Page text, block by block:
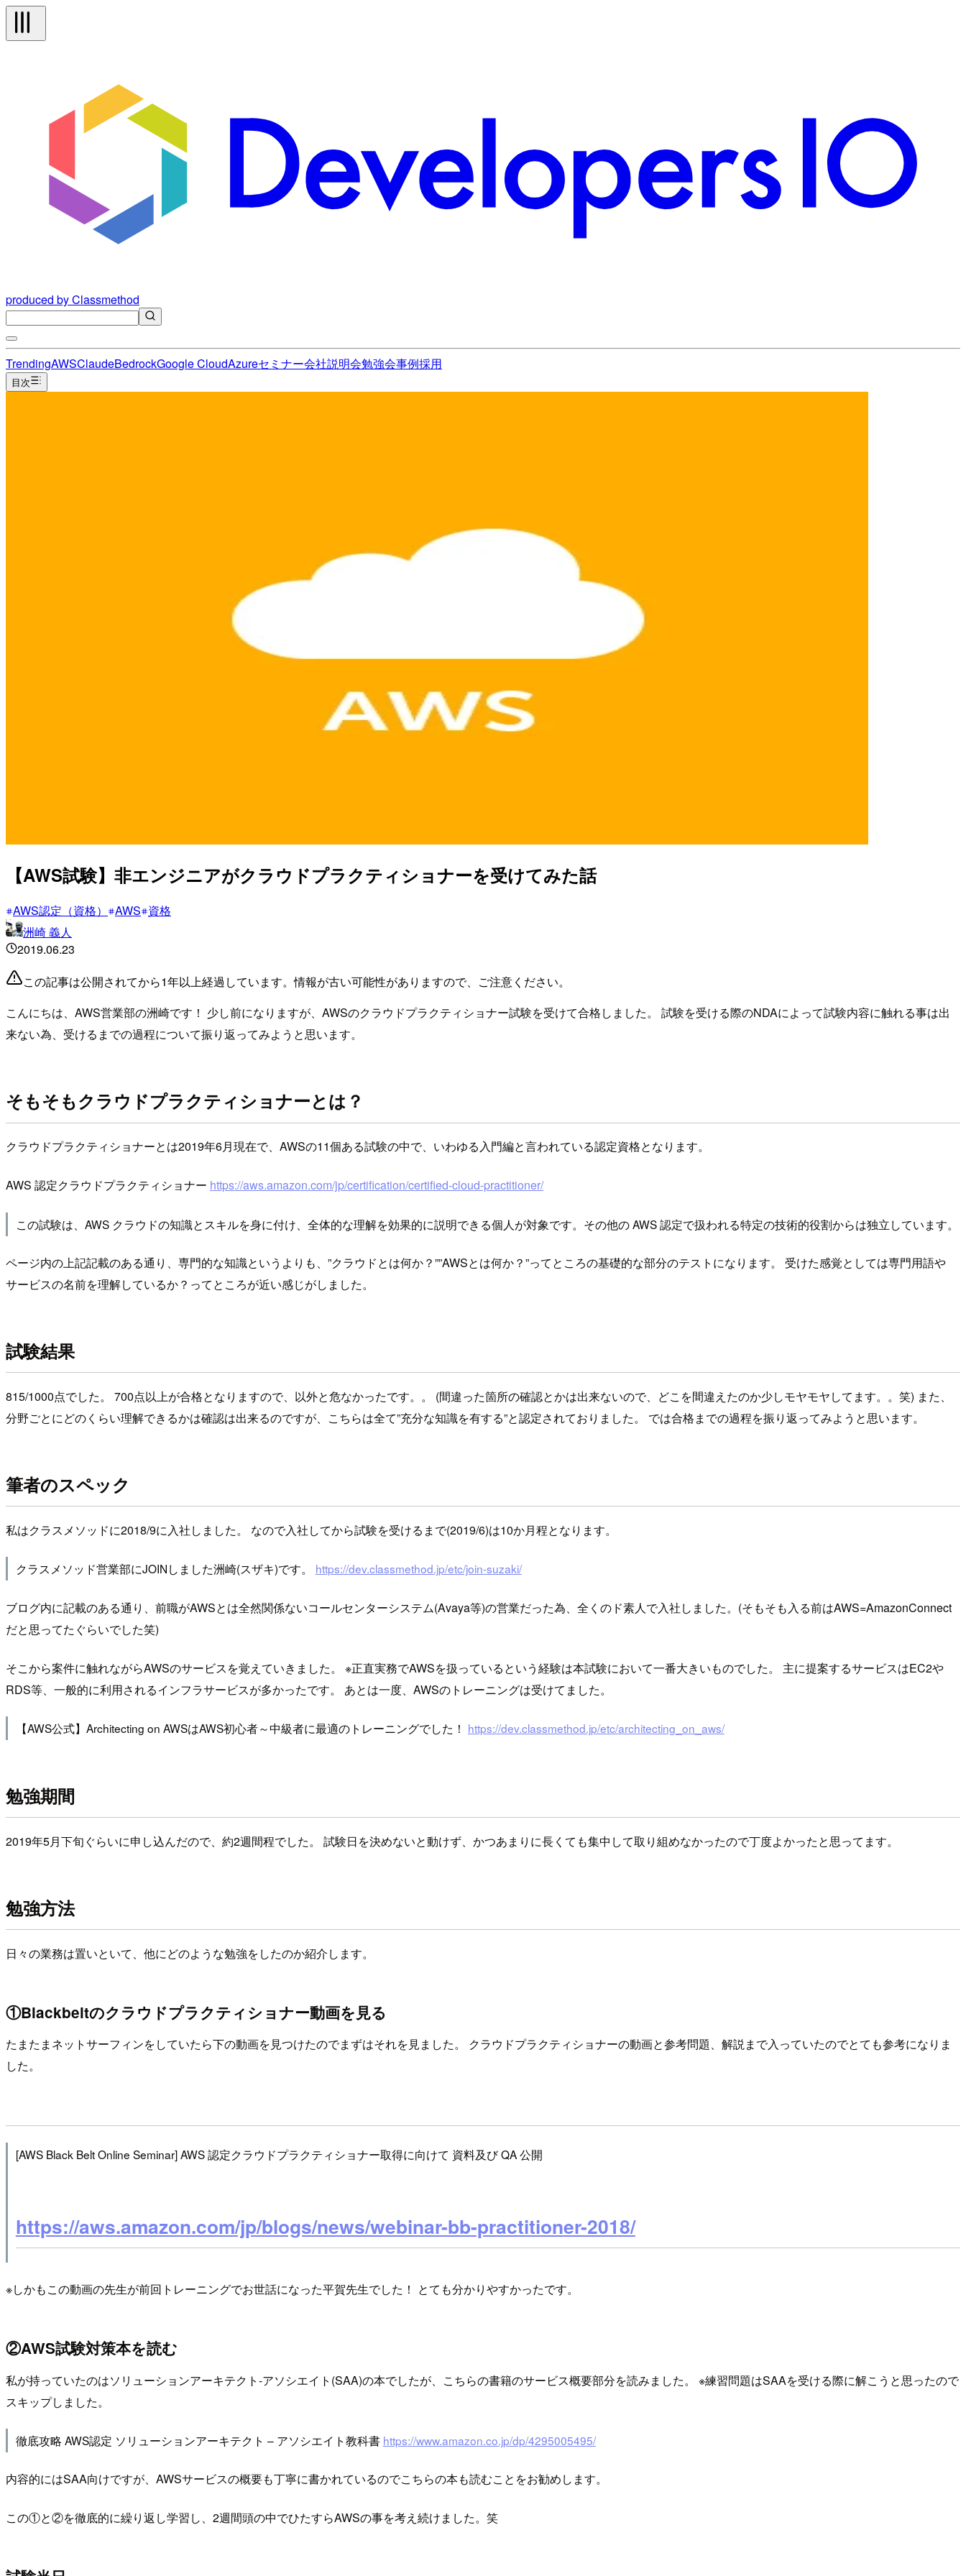
produced by Classmethod
TrendingAWSClaudeBedrockGoogle CloudAzureセミナー会社説明会勉強会事例採用
目次
【AWS試験】非エンジニアがクラウドプラクティショナーを受けてみた話
AWS認定（資格） AWS 資格
洲崎 義人
2019.06.23
この記事は公開されてから1年以上経過しています。情報が古い可能性がありますので、ご注意ください。
こんにちは、AWS営業部の洲崎です！ 少し前になりますが、AWSのクラウドプラクティショナー試験を受けて合格しました。 試験を受ける際のNDAによって試験内容に触れる事は出
来ない為、受けるまでの過程について振り返ってみようと思います。
そもそもクラウドプラクティショナーとは？
クラウドプラクティショナーとは2019年6月現在で、AWSの11個ある試験の中で、いわゆる入門編と言われている認定資格となります。
AWS 認定クラウドプラクティショナー https://aws.amazon.com/jp/certification/certified-cloud-practitioner/
この試験は、AWS クラウドの知識とスキルを身に付け、全体的な理解を効果的に説明できる個人が対象です。その他の AWS 認定で扱われる特定の技術的役割からは独立しています。
ページ内の上記記載のある通り、専門的な知識というよりも、”クラウドとは何か？””AWSとは何か？”ってところの基礎的な部分のテストになります。 受けた感覚としては専門用語や
サービスの名前を理解しているか？ってところが近い感じがしました。
試験結果
815/1000点でした。 700点以上が合格となりますので、以外と危なかったです。。 (間違った箇所の確認とかは出来ないので、どこを間違えたのか少しモヤモヤしてます。。笑) また、
分野ごとにどのくらい理解できるかは確認は出来るのですが、こちらは全て”充分な知識を有する”と認定されておりました。 では合格までの過程を振り返ってみようと思います。
筆者のスペック
私はクラスメソッドに2018/9に入社しました。 なので入社してから試験を受けるまで(2019/6)は10か月程となります。
クラスメソッド営業部にJOINしました洲崎(スザキ)です。 https://dev.classmethod.jp/etc/join-suzaki/
ブログ内に記載のある通り、前職がAWSとは全然関係ないコールセンターシステム(Avaya等)の営業だった為、全くのド素人で入社しました。(そもそも入る前はAWS=AmazonConnect
だと思ってたぐらいでした笑)
そこから案件に触れながらAWSのサービスを覚えていきました。 ※正直実務でAWSを扱っているという経験は本試験において一番大きいものでした。 主に提案するサービスはEC2や
RDS等、一般的に利用されるインフラサービスが多かったです。 あとは一度、AWSのトレーニングは受けてました。
【AWS公式】Architecting on AWSはAWS初心者～中級者に最適のトレーニングでした！ https://dev.classmethod.jp/etc/architecting_on_aws/
勉強期間
2019年5月下旬ぐらいに申し込んだので、約2週間程でした。 試験日を決めないと動けず、かつあまりに長くても集中して取り組めなかったので丁度よかったと思ってます。
勉強方法
日々の業務は置いといて、他にどのような勉強をしたのか紹介します。
①Blackbeltのクラウドプラクティショナー動画を見る
たまたまネットサーフィンをしていたら下の動画を見つけたのでまずはそれを見ました。 クラウドプラクティショナーの動画と参考問題、解説まで入っていたのでとても参考になりま
した。
[AWS Black Belt Online Seminar] AWS 認定クラウドプラクティショナー取得に向けて 資料及び QA 公開
https://aws.amazon.com/jp/blogs/news/webinar-bb-practitioner-2018/
※しかもこの動画の先生が前回トレーニングでお世話になった平賀先生でした！ とても分かりやすかったです。
②AWS試験対策本を読む
私が持っていたのはソリューションアーキテクト-アソシエイト(SAA)の本でしたが、こちらの書籍のサービス概要部分を読みました。 ※練習問題はSAAを受ける際に解こうと思ったので
スキップしました。
徹底攻略 AWS認定 ソリューションアーキテクト – アソシエイト教科書 https://www.amazon.co.jp/dp/4295005495/
内容的にはSAA向けですが、AWSサービスの概要も丁寧に書かれているのでこちらの本も読むことをお勧めします。
この①と②を徹底的に繰り返し学習し、2週間頭の中でひたすらAWSの事を考え続けました。笑